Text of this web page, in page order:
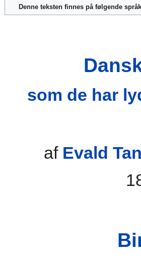
navigering
Denne teksten finnes på følgende
som de har
af Evald